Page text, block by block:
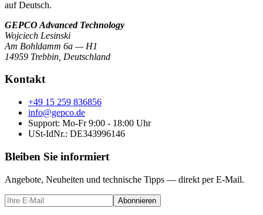
auf Deutsch.
GEPCO Advanced Technology
Wojciech Lesinski
Am Bohldamm 6a — H1
14959 Trebbin Deutschland
Kontakt
+49 15 259 836856
info@gepco.de
Support: Mo-Fr 9:00 - 18:00 Uhr
USt-IdNr.: DE343996146
Bleiben Sie informiert
Angebote, Neuheiten und technische Tipps — direkt per E-Mail.
Abonnieren